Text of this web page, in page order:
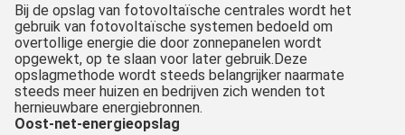
Bij de opslag van fotovoltaïsche centrales wordt het
gebruik van fotovoltaïsche systemen bedoeld om
overtollige energie die door zonnepanelen wordt
opgewekt, op te slaan voor later gebruik.Deze
opslagmethode wordt steeds belangrijker naarmate
steeds meer huizen en bedrijven zich wenden tot
hernieuwbare energiebronnen.
Oost-net-energieopslag